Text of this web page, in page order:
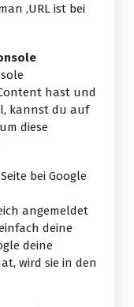
‚URL ist bei
hast und
kannst du auf
diese
bei Google
angemeldet
deine
deine
wird sie in den